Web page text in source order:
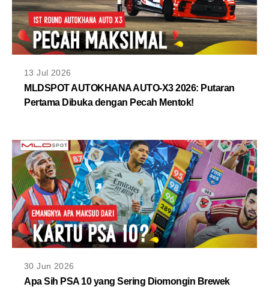
13 Jul 2026
MLDSPOT AUTOKHANA AUTO-X3 2026: Putaran
Pertama Dibuka dengan Pecah Mentok!
30 Jun 2026
Apa Sih PSA 10 yang Sering Diomongin Brewek